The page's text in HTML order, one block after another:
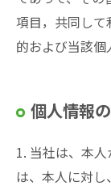
項目，共同し
的および当該
個人情報
1. 当社は、本
は、本人に対し